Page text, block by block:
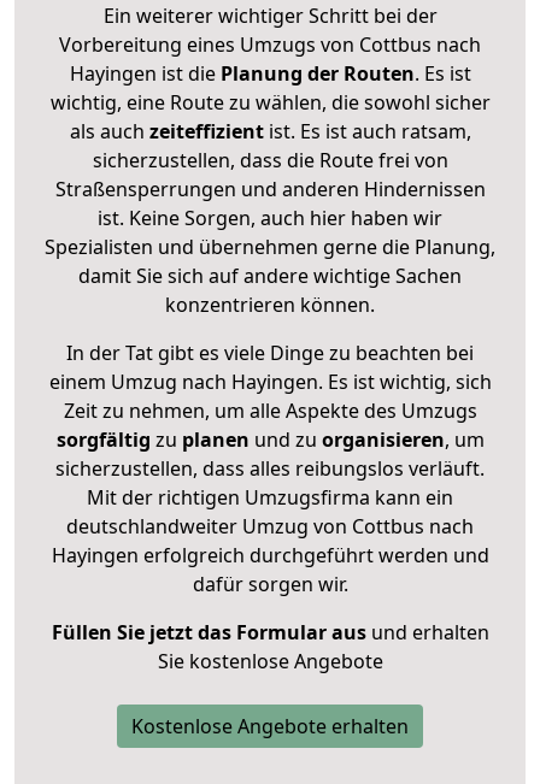
Ein weiterer wichtiger Schritt bei der
Vorbereitung eines Umzugs von Cottbus nach
Hayingen ist diePlanung der Routen. Es ist
wichtig, eine Route zu wählen, die sowohl sicher
als auch zeiteffizientist. Es ist auch ratsam,
sicherzustellen, dass die Route frei von
Straßensperrungen und anderen Hindernissen
ist. Keine Sorgen, auch hier haben wir
Spezialisten und übernehmen gerne die Planung,
damit Sie sich auf andere wichtige Sachen
konzentrieren können.
In der Tat gibt es viele Dinge zu beachten bei
einem Umzug nach Hayingen. Es ist wichtig, sich
Zeit zu nehmen, um alle Aspekte des Umzugs
sorgfältig zu planen und zu organisieren, um
sicherzustellen, dass alles reibungslos verläuft.
Mit der richtigen Umzugsfirma kann ein
deutschlandweiter Umzug von Cottbus nach
Hayingen erfolgreich durchgeführt werden und
dafür sorgen wir.
Füllen Sie jetzt das Formular ausund erhalten
Sie kostenlose Angebote
Kostenlose Angebote erhalten